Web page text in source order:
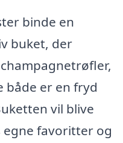
binde en
buket, der
både er en fryd
vil blive
favoritter og